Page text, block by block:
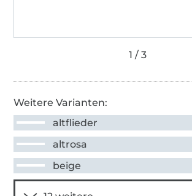
Weitere Varianten:
altflieder
altrosa
beige